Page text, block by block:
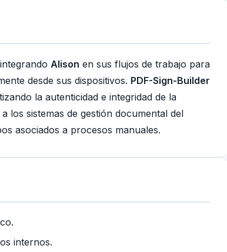
Alison en sus flujos de trabajo para
desde sus dispositivos. PDF-Sign-Builder
la autenticidad e integridad de la
los sistemas de gestión documental del
asociados a procesos manuales.
internos.